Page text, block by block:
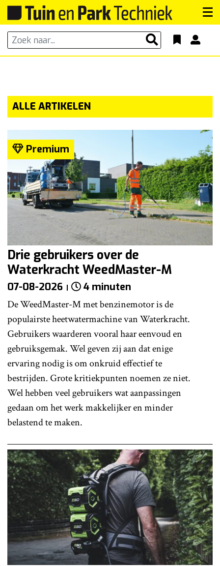
ALLE ARTIKELEN
Premium
Drie gebruikers over de
Waterkracht WeedMaster-M
07-08-2026 4 minuten
De WeedMaster-M met benzinemotor is de
populairste heetwatermachine van Waterkracht.
Gebruikers waarderen vooral haar eenvoud en
gebruiksgemak. Wel geven zij aan dat enige
ervaring nodig is om onkruid effectief te
bestrijden. Grote kritiekpunten noemen ze niet.
Wel hebben veel gebruikers wat aanpassingen
gedaan om het werk makkelijker en minder
belastend te maken.